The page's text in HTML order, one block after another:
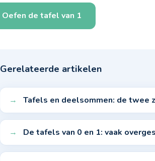
Oefen de tafel van 1
Gerelateerde artikelen
Tafels en deelsommen: de twee
De tafels van 0 en 1: vaak